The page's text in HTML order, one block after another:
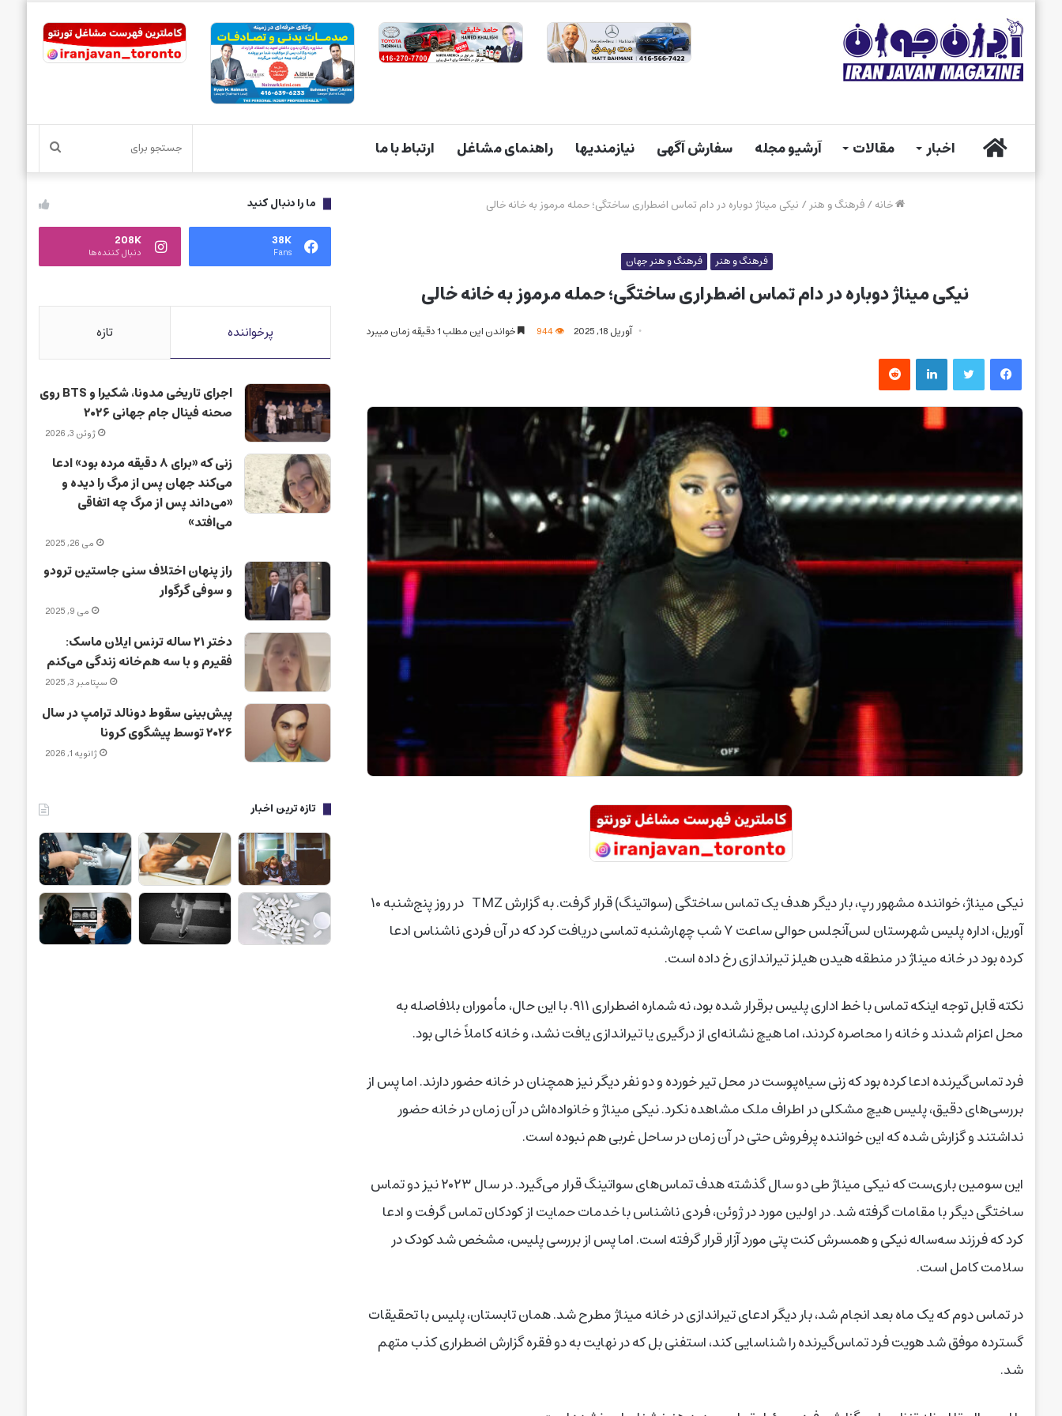
خانه اخبار مقالات آرشیو مجله سفارش آگهی نیازمندیها راهنمای مشاغل ارتباط با ما جستجو
برای خانه/فرهنگ و هنر/ نیکی میناژ دوباره در دام تماس اضطراری ساختگی؛ حمله مرموز به خانه‌ خالی
فرهنگ و هنر فرهنگ و هنر جهان
نیکی میناژ دوباره در دام تماس اضطراری ساختگی؛ حمله مرموز به خانه‌ خالی
آوریل 18, 2025 خواندن این مطلب 1 دقیقه زمان میبرد
فیس بوک توییتر لینکدین‫رددیت
نیکی میناژ، خواننده‌ مشهور رپ، بار دیگر هدف یک تماس ساختگی (سواتینگ) قرار گرفت. به گزارش TMZ در روز پنج‌شنبه ۱۰
آوریل، اداره پلیس شهرستان لس‌آنجلس حوالی ساعت ۷ شب چهارشنبه تماسی دریافت کرد که در آن فردی ناشناس ادعا
کرده بود در خانه‌ میناژ در منطقه‌ هیدن هیلز تیراندازی رخ داده است.
نکته قابل‌ توجه اینکه تماس با خط اداری پلیس برقرار شده بود، نه شماره اضطراری ۹۱۱. با این حال، مأموران بلافاصله به
محل اعزام شدند و خانه را محاصره کردند، اما هیچ نشانه‌ای از درگیری یا تیراندازی یافت نشد، و خانه کاملاً خالی بود.
فرد تماس‌گیرنده ادعا کرده بود که زنی سیاه‌پوست در محل تیر خورده و دو نفر دیگر نیز همچنان در خانه حضور دارند. اما پس از
بررسی‌های دقیق، پلیس هیچ مشکلی در اطراف ملک مشاهده نکرد. نیکی میناژ و خانواده‌اش در آن زمان در خانه حضور
نداشتند و گزارش شده که این خواننده‌ پرفروش حتی در آن زمان در ساحل غربی هم نبوده است.
این سومین باری‌ست که نیکی میناژ طی دو سال گذشته هدف تماس‌های سواتینگ قرار می‌گیرد. در سال ۲۰۲۳ نیز دو تماس
ساختگی دیگر با مقامات گرفته شد. در اولین مورد در ژوئن، فردی ناشناس با خدمات حمایت از کودکان تماس گرفت و ادعا
کرد که فرزند سه‌ساله‌ نیکی و همسرش کنت پتی مورد آزار قرار گرفته است. اما پس از بررسی پلیس، مشخص شد کودک در
سلامت کامل است.
در تماس دوم که یک ماه بعد انجام شد، بار دیگر ادعای تیراندازی در خانه‌ میناژ مطرح شد. همان تابستان، پلیس با تحقیقات
گسترده موفق شد هویت فرد تماس‌گیرنده را شناسایی کند، استفنی بل که در نهایت به دو فقره گزارش اضطراری کذب متهم
شد.
ما را دنبال کنید
38K
Fans
208K
دنبال کننده‌ها
پرخواننده تازه
اجرای تاریخی مدونا، شکیرا و BTS روی
صحنه فینال جام جهانی ۲۰۲۶
ژوئن 3, 2026
زنی که «برای ۸ دقیقه مرده بود» ادعا
می‌کند جهان پس از مرگ را دیده و
«می‌داند پس از مرگ چه اتفاقی
می‌افتد»
می 26, 2025
راز پنهان اختلاف سنی جاستین ترودو
و سوفی گرگوار
می 9, 2025
دختر ۲۱ ساله ترنس ایلان ماسک:
فقیرم و با سه هم‌خانه زندگی می‌کنم
سپتامبر 3, 2025
پیش‌بینی سقوط دونالد ترامپ در سال
۲۰۲۶ توسط پیشگوی کرونا
ژانویه 1, 2026
تازه ترین اخبار